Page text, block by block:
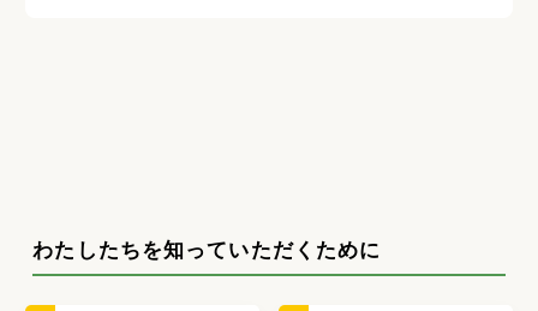
わたしたちを知っていただくために